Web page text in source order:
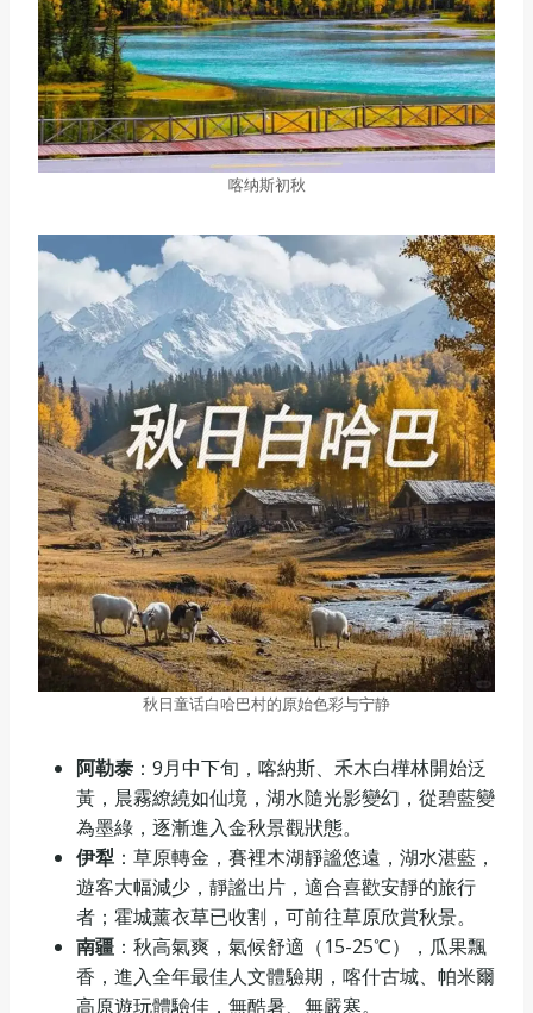
喀纳斯初秋
秋日童话白哈巴村的原始色彩与宁静
阿勒泰 ：9月中下旬，喀納斯、禾木白樺林開始泛
黃，晨霧繚繞如仙境，湖水隨光影變幻，從碧藍變
為墨綠，逐漸進入金秋景觀狀態。
伊犁 ：草原轉金，賽裡木湖靜謐悠遠，湖水湛藍，
遊客大幅減少，靜謐出片，適合喜歡安靜的旅行
者；霍城薰衣草已收割，可前往草原欣賞秋景。
南疆 ：秋高氣爽，氣候舒適（15-25℃），瓜果飄
香，進入全年最佳人文體驗期，喀什古城、帕米爾
高原遊玩體驗佳，無酷暑、無嚴寒。